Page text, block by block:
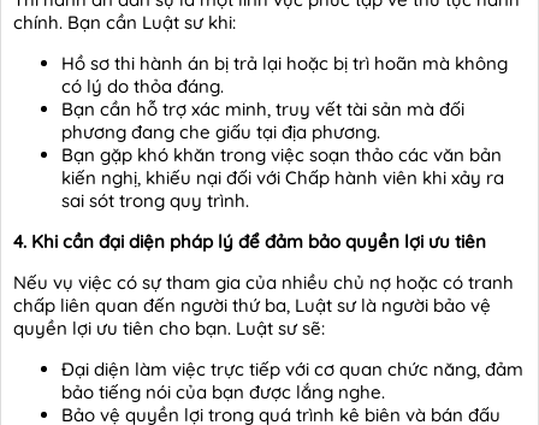
chính. Bạn cần Luật sư khi:
Hồ sơ thi hành án bị trả lại hoặc bị trì hoãn mà không
có lý do thỏa đáng.
Bạn cần hỗ trợ xác minh, truy vết tài sản mà đối
phương đang che giấu tại địa phương.
Bạn gặp khó khăn trong việc soạn thảo các văn bản
kiến nghị, khiếu nại đối với Chấp hành viên khi xảy ra
sai sót trong quy trình.
4. Khi cần đại diện pháp lý để đảm bảo quyền lợi ưu tiên
Nếu vụ việc có sự tham gia của nhiều chủ nợ hoặc có tranh
chấp liên quan đến người thứ ba, Luật sư là người bảo vệ
quyền lợi ưu tiên cho bạn. Luật sư sẽ:
Đại diện làm việc trực tiếp với cơ quan chức năng, đảm
bảo tiếng nói của bạn được lắng nghe.
Bảo vệ quyền lợi trong quá trình kê biên và bán đấu